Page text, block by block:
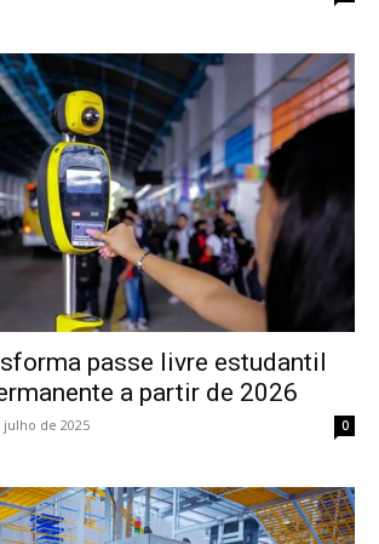
passe livre estudantil
a partir de 2026
julho de 2025 0